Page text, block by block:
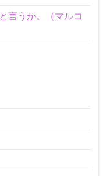
言うか。（マルコ